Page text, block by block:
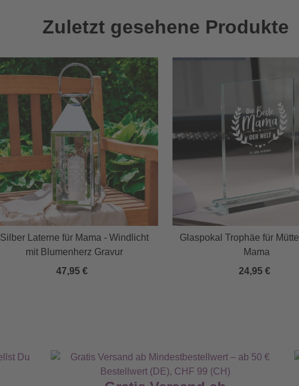
Zuletzt gesehene Produkte
Silber Laterne für Mama - Windlicht
mit Blumenherz Gravur
47,95 €
Glaspokal Trophäe für
Mama
24,95 €